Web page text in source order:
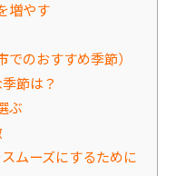
増やす
のおすすめ季節）
節は？
ぶ
ムーズにするために